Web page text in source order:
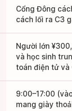
Cổng Đông
cách lối ra C3
Người lớn
và học sinh
toán điện tử và
9:00–17:00
mang giày